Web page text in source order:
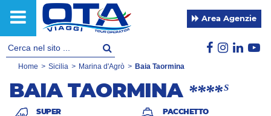
Area Agenzie
Home > Sicilia > Marina d'Agrò > Baia Taormina
BAIA TAORMINA ****S
SUPER
PACCHETTO